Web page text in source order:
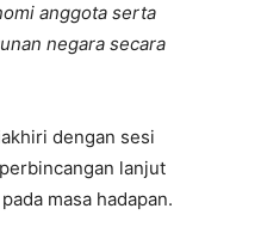
anggota serta
negara secara
dengan sesi
lanjut
masa hadapan.